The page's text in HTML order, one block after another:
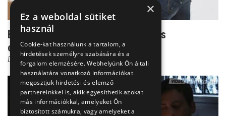
Begyulladt spermiumok - vetélést is
okozhatnak a rossz hímiv...
Dr. Erdei Edit
×
Ez a weboldal sütiket
használ
Cookie-kat használunk a tartalom, a
hirdetések személyre szabására és a
forgalom elemzésére. Webhelyünk Ön általi
használatára vonatkozó információkat
megosztjuk hirdetési és elemző
partnereinkkel is, akik egyesíthetik azokat
más információkkal, amelyeket Ön
biztosított számukra, vagy amelyeket a